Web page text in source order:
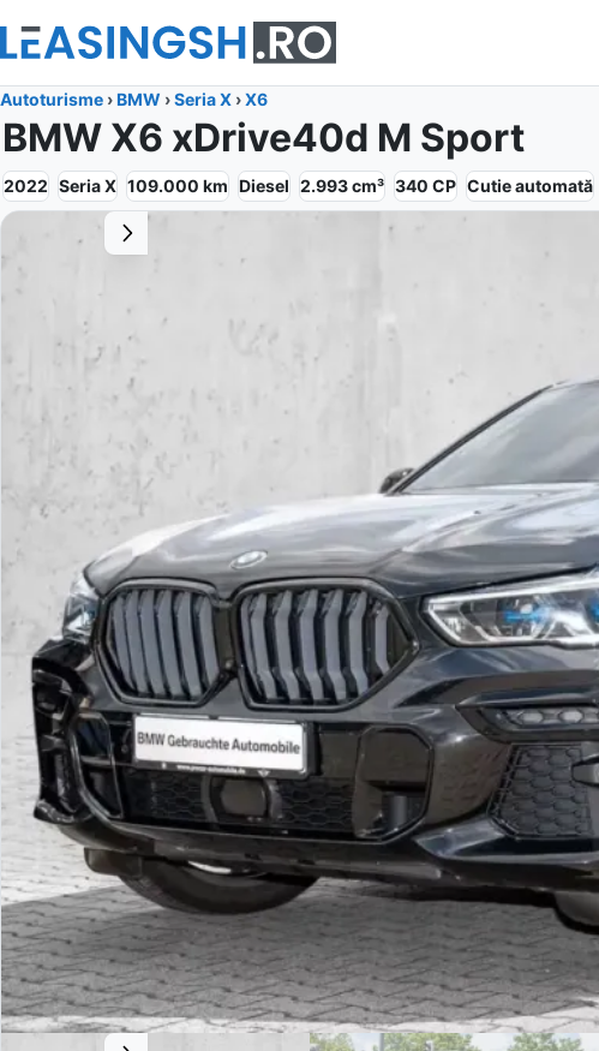
Autoturisme ›BMW ›Seria X ›X6
BMW X6 xDrive40d M Sport
2022 Seria X 109.000 km Diesel 2.993cm³ 340 CP Cutieautomată